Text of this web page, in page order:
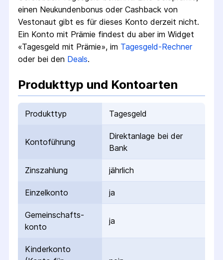
einen Neukundenbonus oder Cashback von
Vestonaut gibt es für dieses Konto derzeit nicht.
Ein Konto mit Prämie findest du aber im Widget
«Tagesgeld mit Prämie», im Tagesgeld-Rechner
oder bei den Deals.
Produkttyp und Kontoarten
Produkttyp Tagesgeld
Kontoführung
Direktanlage bei der
Bank
Zinszahlung jährlich
Einzelkonto ja
Gemeinschafts­
konto
ja
Kinderkonto